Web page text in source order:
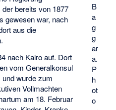
B
a
g
g
ar
a.
P
h
ot
o
bereits von 1877
gewesen war, nach
aus die
nach Kairo auf. Dort
vom Generalkonsul
und wurde zum
Vollmachten
am 18. Februar